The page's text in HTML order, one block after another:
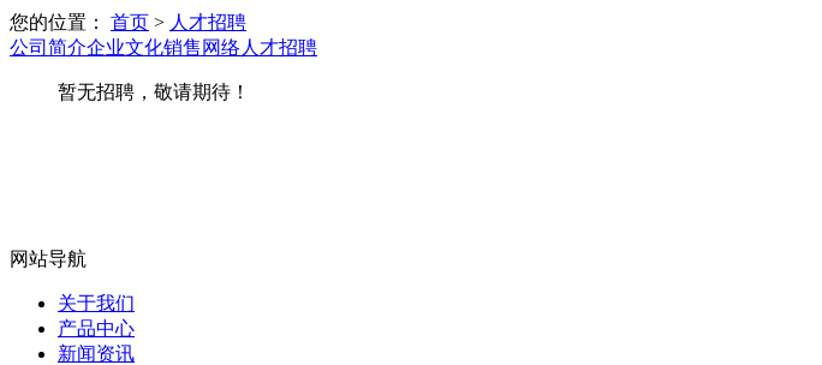
您的位置： 首页 > 人才招聘
公司简介企业文化销售网络人才招聘
暂无招聘，敬请期待！
网站导航
关于我们
产品中心
新闻资讯